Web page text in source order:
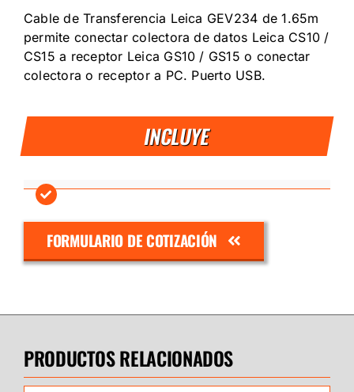
INCLUYE
Cable de Transferencia Leica GEV234 de 1.65m
permite conectar colectora de datos Leica CS10 /
CS15 a receptor Leica GS10 / GS15 o conectar
colectora o receptor a PC. Puerto USB.
FORMULARIO DE COTIZACIÓN
PRODUCTOS RELACIONADOS